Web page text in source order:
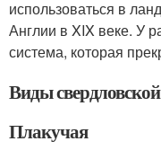
использоваться в
Англии в XIX веке. У
система, которая
Виды
Плакучая